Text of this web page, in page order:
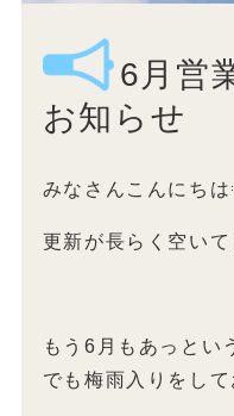
6月営
お知らせ
みなさんこんにちは
更新が長らく空い
もう6月もあっとい
でも梅雨入りをして